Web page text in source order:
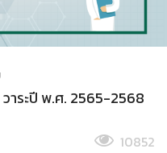
าระปี พ.ศ. 2565-2568
10852